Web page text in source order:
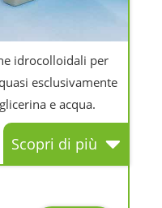
idrocolloidali per
esclusivamente
e acqua.
Scopri di più